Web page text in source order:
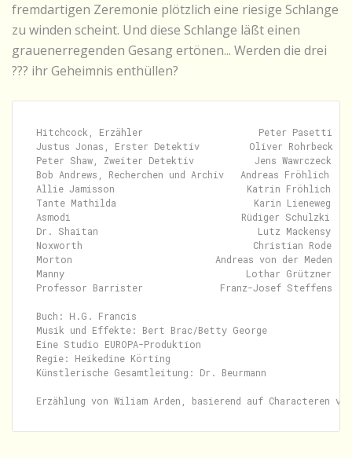
fremdartigen Zeremonie plötzlich eine riesige Schlange
zu winden scheint. Und diese Schlange läßt einen
grauenerregenden Gesang ertönen... Werden die drei
??? ihr Geheimnis enthüllen?
Hitchcock, Erzähler                     Peter Pasetti
Justus Jonas, Erster Detektiv         Oliver Rohrbeck
Peter Shaw, Zweiter Detektiv           Jens Wawrczeck
Bob Andrews, Recherchen und Archiv   Andreas Fröhlich
Allie Jamisson                        Katrin Fröhlich
Tante Mathilda                         Karin Lieneweg
Asmodi                               Rüdiger Schulzki
Dr. Shaitan                             Lutz Mackensy
Noxworth                               Christian Rode
Morton                          Andreas von der Meden
Manny                                 Lothar Grützner
Professor Barrister              Franz-Josef Steffens
Buch: H.G. Francis
Musik und Effekte: Bert Brac/Betty George
Eine Studio EUROPA-Produktion
Regie: Heikedine Körting
Künstlerische Gesamtleitung: Dr. Beurmann